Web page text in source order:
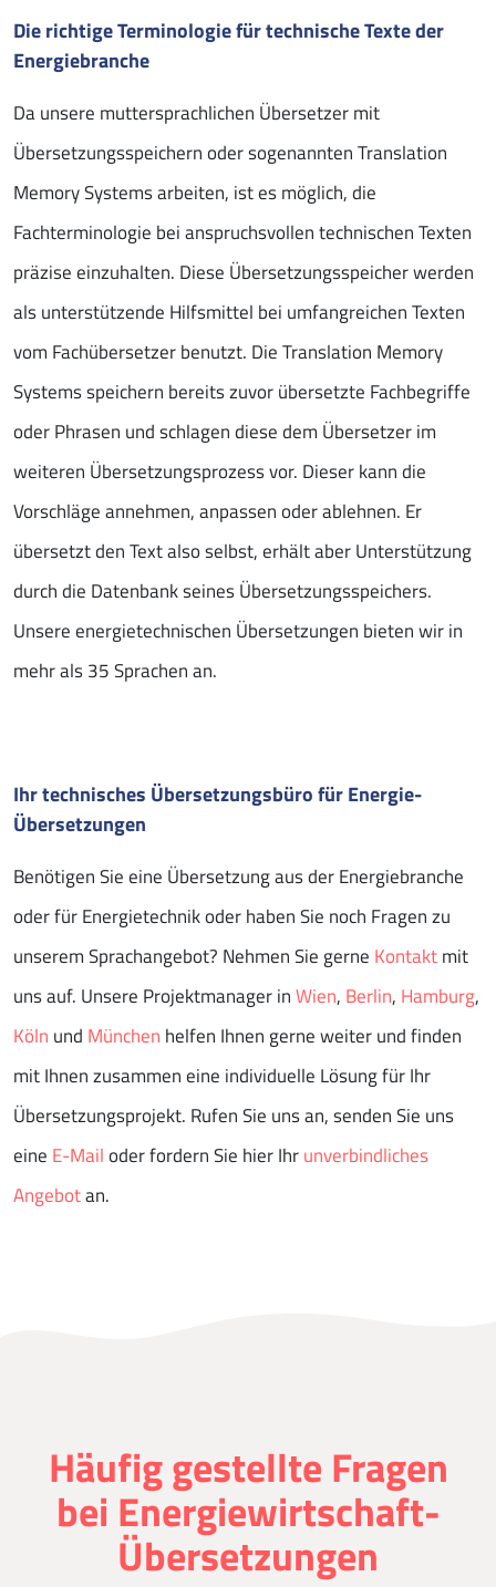
Die richtige Terminologie für technische Texte der
Energiebranche
Da unsere muttersprachlichen Übersetzer mit
Übersetzungsspeichern oder sogenannten Translation
Memory Systems arbeiten, ist es möglich, die
Fachterminologie bei anspruchsvollen technischen Texten
präzise einzuhalten. Diese Übersetzungsspeicher werden
als unterstützende Hilfsmittel bei umfangreichen Texten
vom Fachübersetzer benutzt. Die Translation Memory
Systems speichern bereits zuvor übersetzte Fachbegriffe
oder Phrasen und schlagen diese dem Übersetzer im
weiteren Übersetzungsprozess vor. Dieser kann die
Vorschläge annehmen, anpassen oder ablehnen. Er
übersetzt den Text also selbst, erhält aber Unterstützung
durch die Datenbank seines Übersetzungsspeichers.
Unsere energietechnischen Übersetzungen bieten wir in
mehr als 35 Sprachen an.
Ihr technisches Übersetzungsbüro für Energie-
Übersetzungen
Benötigen Sie eine Übersetzung aus der Energiebranche
oder für Energietechnik oder haben Sie noch Fragen zu
unserem Sprachangebot? Nehmen Sie gerne Kontaktmit
uns auf. Unsere Projektmanager inWien, Berlin, Hamburg,
Köln und München helfen Ihnen gerne weiter und finden
mit Ihnen zusammen eine individuelle Lösung für Ihr
Übersetzungsprojekt. Rufen Sie uns an, senden Sie uns
eine E-Mailoder fordern Sie hier Ihrunverbindliches
Angebotan.
Häufig gestellte Fragen
bei Energiewirtschaft-
Übersetzungen